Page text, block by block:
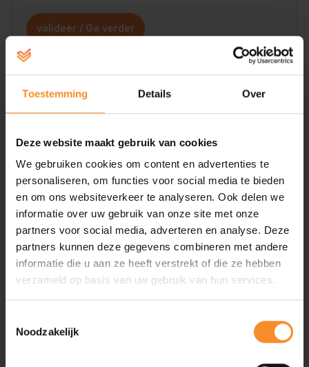
Toestemming Details Over
Deze website maakt gebruik van cookies
We gebruiken cookies om content en advertenties te
personaliseren, om functies voor social media te bieden
en om ons websiteverkeer te analyseren. Ook delen we
informatie over uw gebruik van onze site met onze
partners voor social media, adverteren en analyse. Deze
partners kunnen deze gegevens combineren met andere
informatie die u aan ze heeft verstrekt of die ze hebben
verzameld op basis van uw gebruik van hun services.
Noodzakelijk
Email
anders inschrijven en druk op de knop bevestig Email
Bevestig Email
Wie ga je inschrijven
Je kan jezelf en/of andere mensen inschrijven en
iedereen in 1 keer betalen
Mezelf Iemand anders
Nieuwe groep aanmaken ( minimum 10 p )